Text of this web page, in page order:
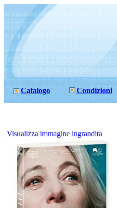
Catalogo Condizioni
Visualizza immagine ingrandita